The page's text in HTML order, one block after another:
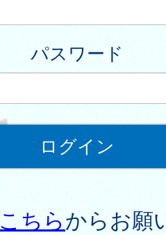
パスワード
こちらからお願